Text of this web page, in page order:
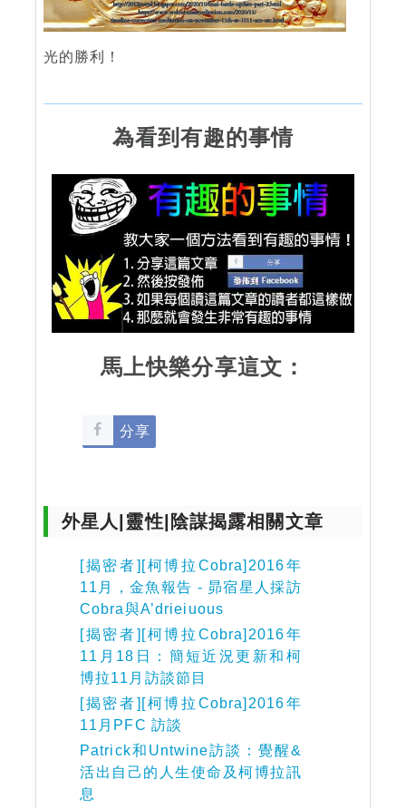
光的勝利！
為看到有趣的事情
馬上快樂分享這文：
分享
外星人|靈性|陰謀揭露相關文章
[揭密者][柯博拉Cobra]2016年
11月，金魚報告 - 昴宿星人採訪
Cobra與A’drieiuous
[揭密者][柯博拉Cobra]2016年
11月18日：簡短近況更新和柯
博拉11月訪談節目
[揭密者][柯博拉Cobra]2016年
11月PFC 訪談
Patrick和Untwine訪談：覺醒&
活出自己的人生使命及柯博拉訊
息